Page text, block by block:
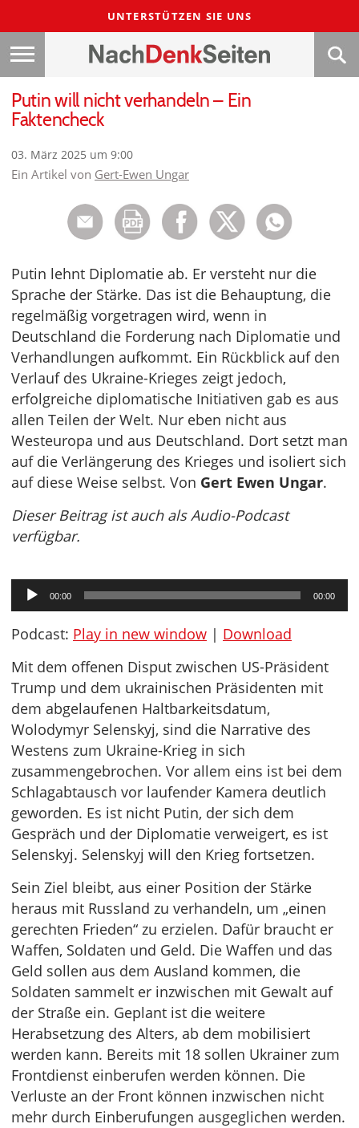
UNTERSTÜTZEN SIE UNS
Putin will nicht verhandeln – Ein
Faktencheck
03. März 2025 um 9:00
Ein Artikel von Gert-Ewen Ungar
Putin lehnt Diplomatie ab. Er versteht nur die
Sprache der Stärke. Das ist die Behauptung, die
regelmäßig vorgetragen wird, wenn in
Deutschland die Forderung nach Diplomatie und
Verhandlungen aufkommt. Ein Rückblick auf den
Verlauf des Ukraine-Krieges zeigt jedoch,
erfolgreiche diplomatische Initiativen gab es aus
allen Teilen der Welt. Nur eben nicht aus
Westeuropa und aus Deutschland. Dort setzt man
auf die Verlängerung des Krieges und isoliert sich
auf diese Weise selbst. Von Gert Ewen Ungar.
Dieser Beitrag ist auch als Audio-Podcast
verfügbar.
Audio-
Player
00:00 00:00
Podcast: Play in new window | Download
Mit dem offenen Disput zwischen US-Präsident
Trump und dem ukrainischen Präsidenten mit
dem abgelaufenen Haltbarkeitsdatum,
Wolodymyr Selenskyj, sind die Narrative des
Westens zum Ukraine-Krieg in sich
zusammengebrochen. Vor allem eins ist bei dem
Schlagabtausch vor laufender Kamera deutlich
geworden. Es ist nicht Putin, der sich dem
Gespräch und der Diplomatie verweigert, es ist
Selenskyj. Selenskyj will den Krieg fortsetzen.
Sein Ziel bleibt, aus einer Position der Stärke
heraus mit Russland zu verhandeln, um „einen
gerechten Frieden“ zu erzielen. Dafür braucht er
Waffen, Soldaten und Geld. Die Waffen und das
Geld sollen aus dem Ausland kommen, die
Soldaten sammelt er inzwischen mit Gewalt auf
der Straße ein. Geplant ist die weitere
Herabsetzung des Alters, ab dem mobilisiert
werden kann. Bereits mit 18 sollen Ukrainer zum
Frontdienst einberufen werden können. Die
Verluste an der Front können inzwischen nicht
mehr durch Einberufungen ausgeglichen werden.